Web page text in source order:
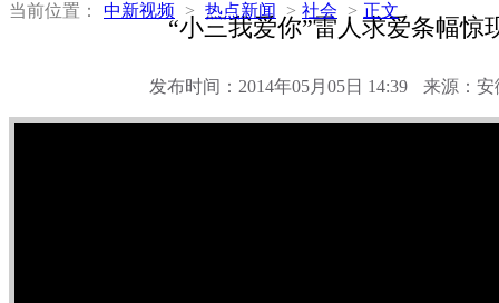
当前位置： 中新视频 > 热点新闻 > 社会 > 正文
“小三我爱你”雷人求爱条幅惊
发布时间：2014年05月05日 14:39 来源：安